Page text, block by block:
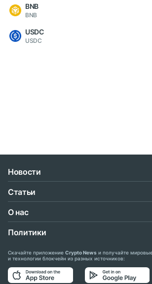
BNB
BNB
USDC
USDC
Новости
Статьи
О нас
Политики
Скачайте приложение Crypto News и получайте
и технологии блокчейн из разных источников: